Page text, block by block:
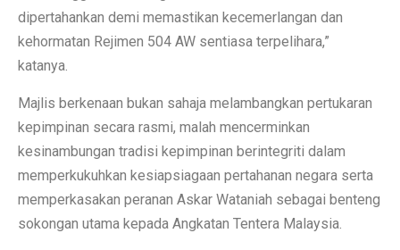
dipertahankan demi memastikan kecemerlangan dan
kehormatan Rejimen 504 AW sentiasa terpelihara,”
katanya.
Majlis berkenaan bukan sahaja melambangkan pertukaran
kepimpinan secara rasmi, malah mencerminkan
kesinambungan tradisi kepimpinan berintegriti dalam
memperkukuhkan kesiapsiagaan pertahanan negara serta
memperkasakan peranan Askar Wataniah sebagai benteng
sokongan utama kepada Angkatan Tentera Malaysia.